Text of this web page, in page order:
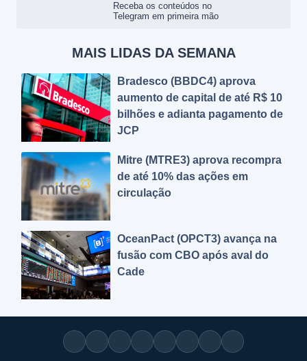
Receba os conteúdos no
Telegram em primeira mão
MAIS LIDAS DA SEMANA
Bradesco (BBDC4) aprova
aumento de capital de até R$ 10
bilhões e adianta pagamento de
JCP
Mitre (MTRE3) aprova recompra
de até 10% das ações em
circulação
OceanPact (OPCT3) avança na
fusão com CBO após aval do
Cade